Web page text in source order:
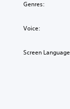
Genres:
Voice:
Screen